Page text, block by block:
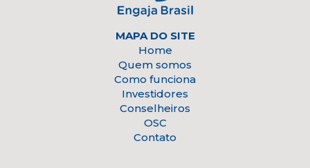
MAPA DO SITE
Home
Quem somos
Como funciona
Investidores
Conselheiros
OSC
Contato